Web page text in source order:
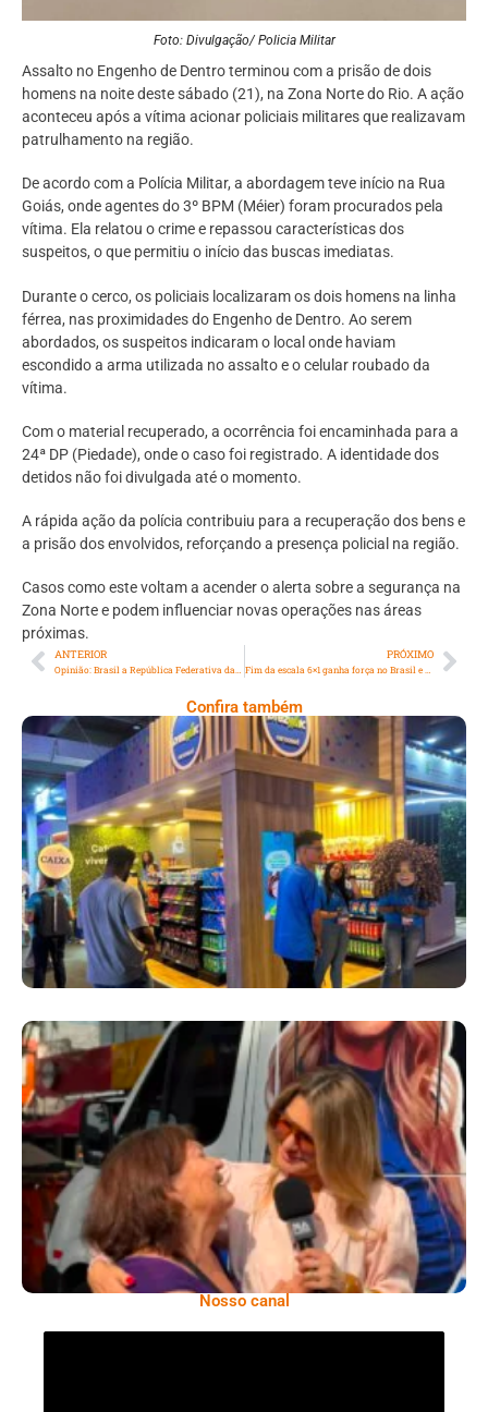
Foto: Divulgação/ Policia Militar
Assalto no Engenho de Dentro terminou com a prisão de dois
homens na noite deste sábado (21), na Zona Norte do Rio. A ação
aconteceu após a vítima acionar policiais militares que realizavam
patrulhamento na região.
De acordo com a Polícia Militar, a abordagem teve início na Rua
Goiás, onde agentes do 3º BPM (Méier) foram procurados pela
vítima. Ela relatou o crime e repassou características dos
suspeitos, o que permitiu o início das buscas imediatas.
Durante o cerco, os policiais localizaram os dois homens na linha
férrea, nas proximidades do Engenho de Dentro. Ao serem
abordados, os suspeitos indicaram o local onde haviam
escondido a arma utilizada no assalto e o celular roubado da
vítima.
Com o material recuperado, a ocorrência foi encaminhada para a
24ª DP (Piedade), onde o caso foi registrado. A identidade dos
detidos não foi divulgada até o momento.
A rápida ação da polícia contribuiu para a recuperação dos bens e
a prisão dos envolvidos, reforçando a presença policial na região.
Casos como este voltam a acender o alerta sobre a segurança na
Zona Norte e podem influenciar novas operações nas áreas
próximas.
ANTERIOR PRÓXIMO
Confira também
Cencosud Promove Inovação No Brasil
Com A Participação Do Prezunic No Rio
Innovation Week 2026
​Segurança Pública Lidera Queixas De
Moradores Do Rio Em Escuta Promovida Por
Antônia Fontenelle
Nosso canal